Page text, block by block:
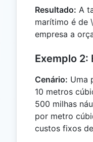
Resultado: A
marítimo é de
empresa a
Exemplo 2:
Cenário: Uma
10 metros
500 milhas
por metro
custos fixos